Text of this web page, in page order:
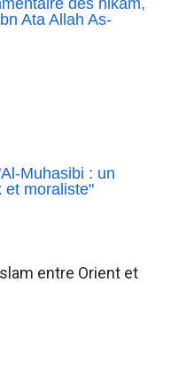
des hikam,
Ata Allah As-
Muhasibi : un
et moraliste"
entre Orient et